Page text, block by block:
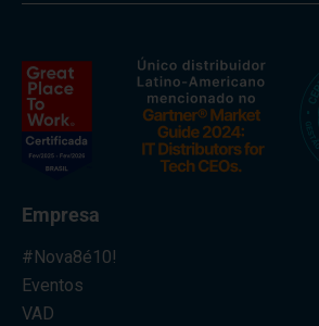
Empresa
#Nova8é10!
Eventos
VAD